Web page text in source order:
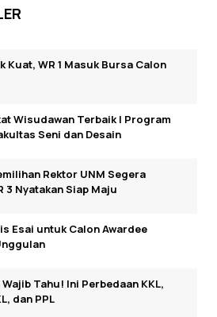
Kuat, WR 1 Masuk Bursa Calon
Wisudawan Terbaik I Program
Seni dan Desain
Rektor UNM Segera
3 Nyatakan Siap Maju
Esai untuk Calon Awardee
Tahu! Ini Perbedaan KKL,
dan PPL